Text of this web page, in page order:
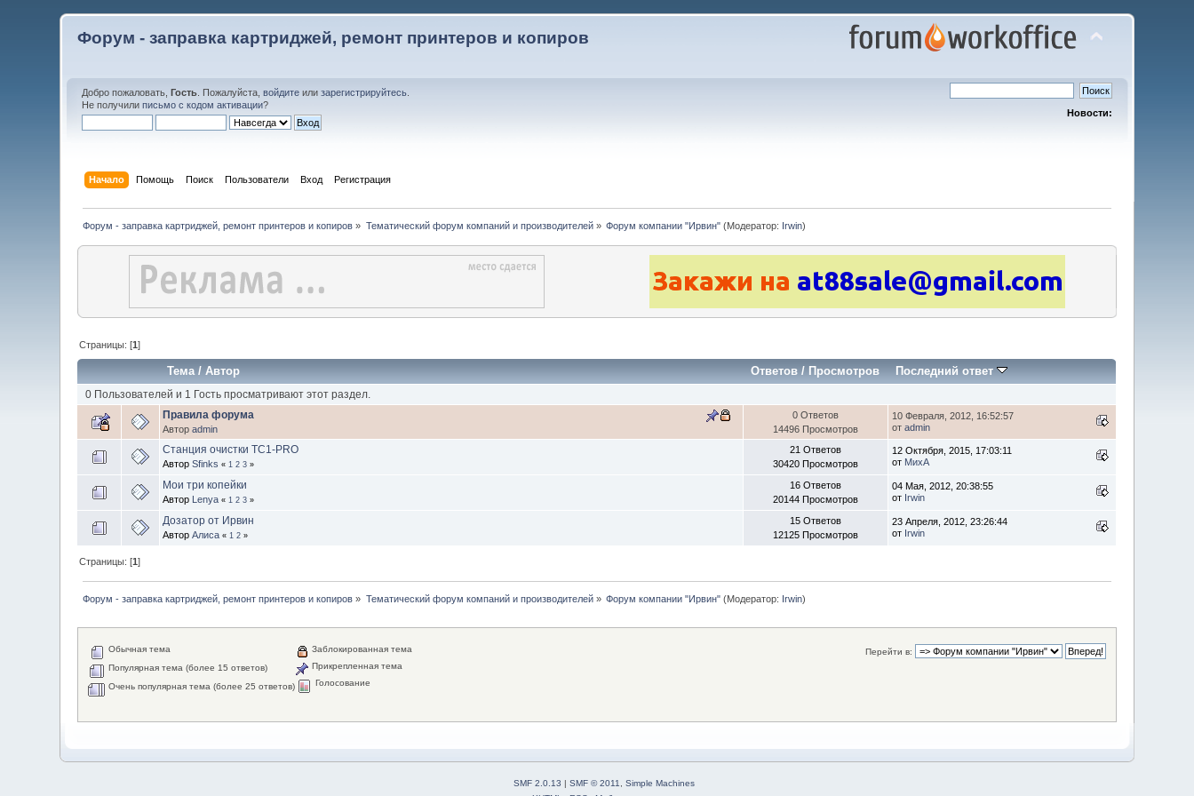
Форум - заправка картриджей, ремонт принтеров и копиров
Добро пожаловать,Гость . Пожалуйста,войдите илизарегистрируйтесь
Не получилиписьмо с кодом активации?
Новости:
Начало Помощь Поиск Пользователи Вход Регистрация
Форум - заправка картриджей, ремонт принтеров и копиров » Тематический форум компаний и производителей» Форум компании "Ирвин" (Модератор: Irwin)
Страницы: [1]
Тема/Автор Ответов / Просмотров Последний ответ
0 Пользователей и 1 Гость просматривают этот раздел.
Правила форума
Авторadmin
0 Ответов
14496 Просмотров
10 Февраля, 2012, 16:52:57
отadmin
Станция очистки ТС1-PRO
АвторSfinks «1 2 3 »
21 Ответов
30420 Просмотров
12 Октября, 2015, 17:03:11
от МихA
Мои три копейки
Автор Lenya «1 2 3 »
16 Ответов
20144 Просмотров
04 Мая, 2012, 20:38:55
от Irwin
Дозатор от Ирвин
АвторАлиса «1 2 »
15 Ответов
12125 Просмотров
23 Апреля, 2012, 23:26:44
от Irwin
Страницы: [1]
Форум - заправка картриджей, ремонт принтеров и копиров » Тематический форум компаний и производителей» Форум компании "Ирвин" (Модератор: Irwin)
Перейти в:
Обычная тема
Популярная тема (более 15 ответов)
Очень популярная тема (более 25 ответов)
Заблокированная тема
Прикрепленная тема
Голосование
SMF 2.0.13 | SMF © 2011
Simple Machines